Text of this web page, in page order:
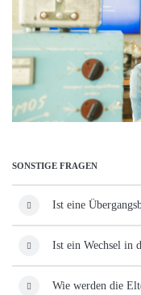
SONSTIGE FRAGEN
Ist eine
Ist ein Wechsel in
Wie werden die